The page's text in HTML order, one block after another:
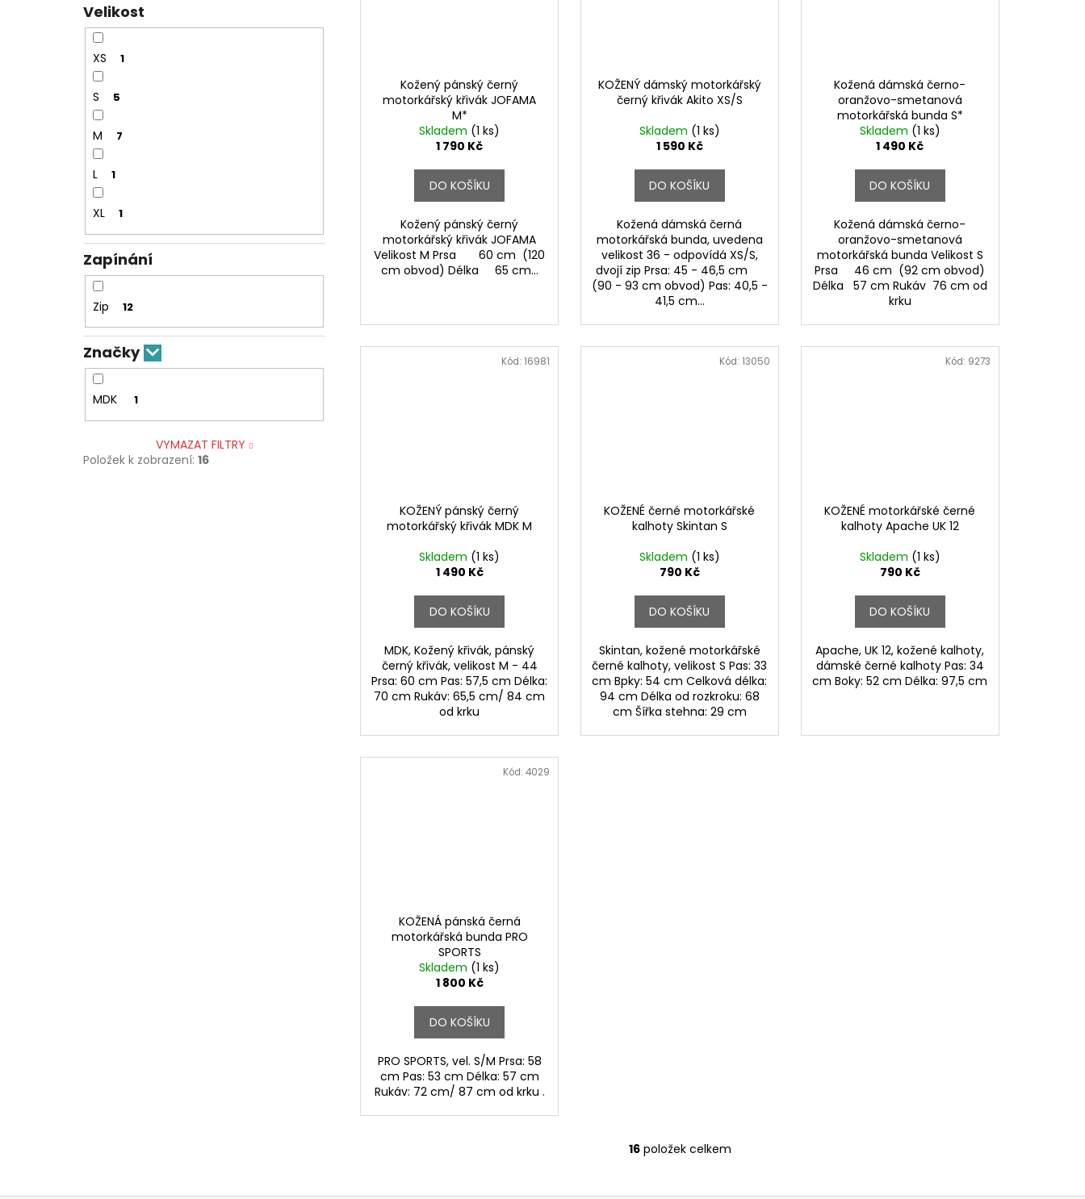
Velikost
XS 1
S 5
M 7
L 1
XL 1
Zapínání
Zip 12
Značky
MDK 1
VYMAZAT FILTRY
Položek k zobrazení: 16
Kožený pánský černý
motorkářský křivák JOFAMA
M*
Skladem (1 ks)
1 790 Kč
DO KOŠÍKU
Kožený pánský černý
motorkářský křivák JOFAMA
Velikost M Prsa 60 cm (120
cm obvod) Délka 65 cm...
KOŽENÝ dámský motorkářský
černý křivák Akito XS/S
Skladem (1 ks)
1 590 Kč
DO KOŠÍKU
Kožená dámská černá
motorkářská bunda, uvedena
velikost 36 - odpovídá XS/S,
dvojí zip Prsa: 45 - 46,5 cm
(90 - 93 cm obvod) Pas: 40,5 -
41,5 cm...
Kožená dámská černo-
oranžovo-smetanová
motorkářská bunda S*
Skladem (1 ks)
1 490 Kč
DO KOŠÍKU
Kožená dámská černo-
oranžovo-smetanová
motorkářská bunda Velikost S
Prsa 46 cm (92 cm obvod)
Délka 57 cm Rukáv 76 cm od
krku
KOŽENÝ pánský černý
motorkářský křivák MDK M
Skladem (1 ks)
1 490 Kč
DO KOŠÍKU
MDK, Kožený křivák, pánský
černý křivák, velikost M - 44
Prsa: 60 cm Pas: 57,5 cm Délka:
70 cm Rukáv: 65,5 cm/ 84 cm
od krku
Kód:16981
KOŽENÉ černé motorkářské
kalhoty Skintan S
Skladem (1 ks)
790 Kč
DO KOŠÍKU
Skintan, kožené motorkářské
černé kalhoty, velikost S Pas: 33
cm Bpky: 54 cm Celková délka:
94 cm Délka od rozkroku: 68
cm Šířka stehna: 29 cm
Kód: 13050
KOŽENÉ motorkářské černé
kalhoty Apache UK 12
Skladem (1 ks)
790 Kč
DO KOŠÍKU
Apache, UK 12, kožené kalhoty,
dámské černé kalhoty Pas: 34
cm Boky: 52 cm Délka: 97,5 cm
Kód: 9273
KOŽENÁ pánská černá
motorkářská bunda PRO
SPORTS
Skladem (1 ks)
1 800 Kč
DO KOŠÍKU
PRO SPORTS, vel. S/M Prsa: 58
cm Pas: 53 cm Délka: 57 cm
Rukáv: 72 cm/ 87 cm od krku .
Kód:4029
O
l
16položek celkem